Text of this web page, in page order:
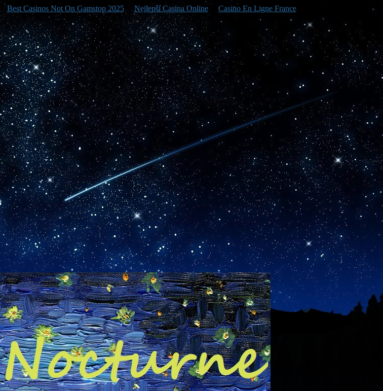
Best Casinos Not On Gamstop 2025 Nejlepší Casina Online
Casino En Ligne France